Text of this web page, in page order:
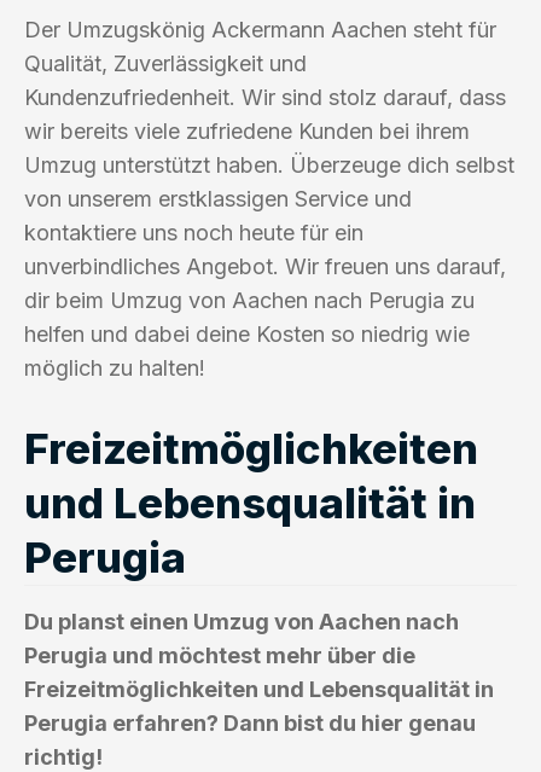
Der Umzugskönig Ackermann Aachen steht für
Qualität, Zuverlässigkeit und
Kundenzufriedenheit. Wir sind stolz darauf, dass
wir bereits viele zufriedene Kunden bei ihrem
Umzug unterstützt haben. Überzeuge dich selbst
von unserem erstklassigen Service und
kontaktiere uns noch heute für ein
unverbindliches Angebot. Wir freuen uns darauf,
dir beim Umzug von Aachen nach Perugia zu
helfen und dabei deine Kosten so niedrig wie
möglich zu halten!
Freizeitmöglichkeiten
und Lebensqualität in
Perugia
Du planst einen Umzug von Aachen nach
Perugia und möchtest mehr über die
Freizeitmöglichkeiten und Lebensqualität in
Perugia erfahren? Dann bist du hier genau
richtig!